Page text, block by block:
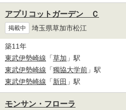
アプリコットガーデン Ｃ
掲載中 埼玉県草加市松江
築11年
東武伊勢崎線 「草加 」駅
東武伊勢崎線 「獨協大学前 」駅
東武伊勢崎線 「新田 」駅
モンサン・フローラ